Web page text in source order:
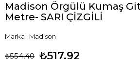
Madison Örgülü Kumaş
Metre- SARI ÇİZGİLİ
Marka : Madison
₺554,40 ₺517,92